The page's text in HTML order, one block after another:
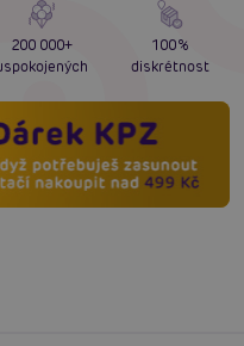
200 000+
100%
diskrétnost